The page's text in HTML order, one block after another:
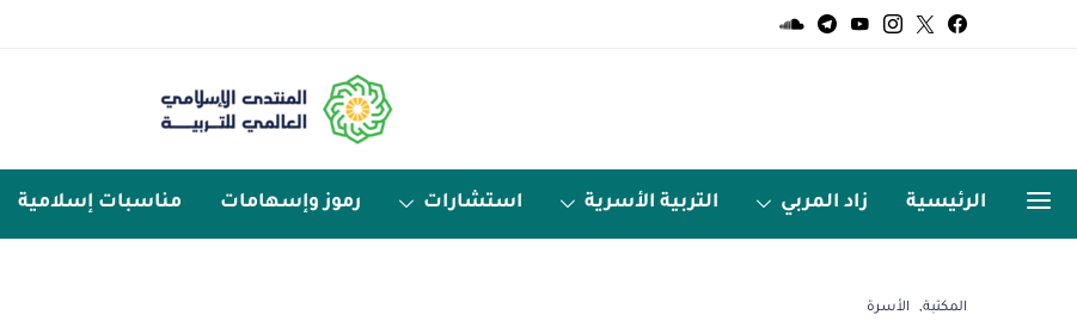
الرئيسية زاد المربي التربية الأسرية استشارات رموز وإسهامات مناسبات إسلامية
المكتبة الأسرة